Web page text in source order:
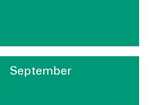
September